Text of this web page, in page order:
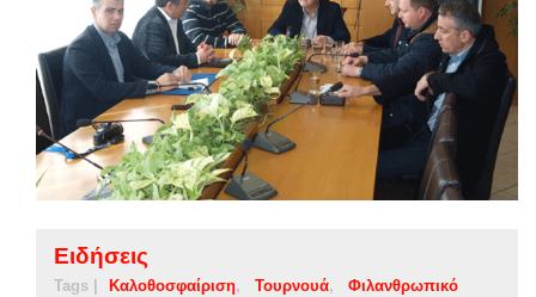
Ειδήσεις
Tags | Καλοθοσφαίριση Τουρνουά Φιλανθρωπικό